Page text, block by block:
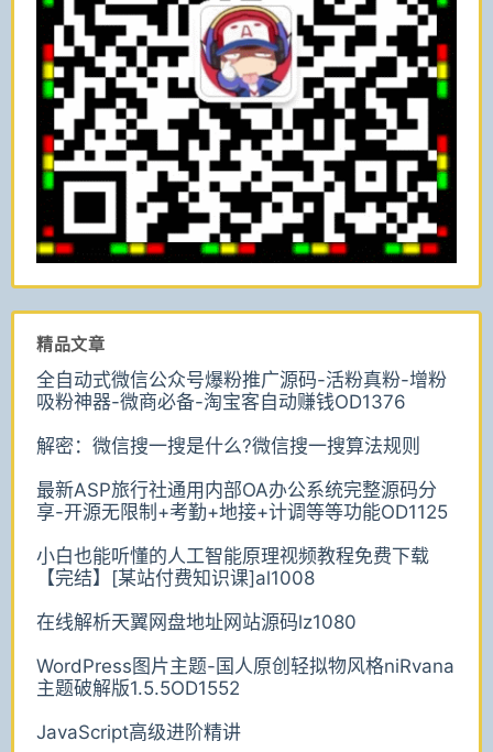
精品文章
全自动式微信公众号爆粉推广源码-活粉真粉-增粉
吸粉神器-微商必备-淘宝客自动赚钱OD1376
解密：微信搜一搜是什么?微信搜一搜算法规则
最新ASP旅行社通用内部OA办公系统完整源码分
享-开源无限制+考勤+地接+计调等等功能OD1125
小白也能听懂的人工智能原理视频教程免费下载
【完结】[某站付费知识课]al1008
在线解析天翼网盘地址网站源码lz1080
WordPress图片主题-国人原创轻拟物风格niRvana
主题破解版1.5.5OD1552
JavaScript高级进阶精讲